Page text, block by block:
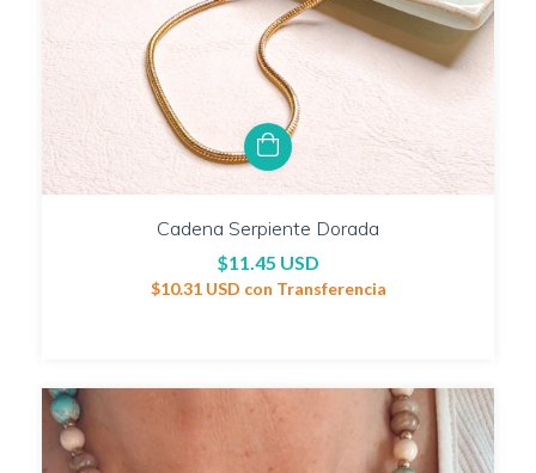
Cadena Serpiente Dorada
$11.45 USD
$10.31 USD con Transferencia